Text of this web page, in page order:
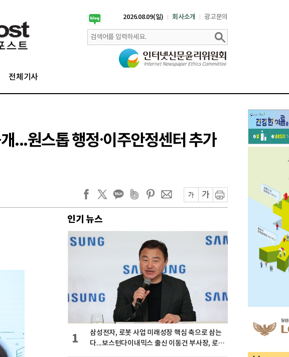
2026.08.09(일) 회사소개 광고문의
전체기사
...원스톱 행정·이주안정센터 추가
인기 뉴스
삼성전자, 로봇 사업 미래성장 핵심 축으로 삼는
다...보스턴다이내믹스 출신 이동건 부사장, 로보
1